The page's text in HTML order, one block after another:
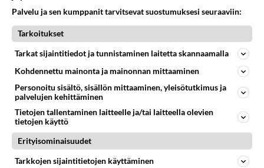
Kirkkonummen Kela kyytien kustannukset huippuluokkaa
Mistähän johtuu, onko. piikki auki https://yle.fi/a/74-
20217700...
05.06.2026 06:44 2
KIRKKONUMMI Ei vastauksia
Lisää junavuoroja Helsinki-Hanko
LUE Lisää junavuoroja työmatkalaisille Helsingistä
Hankoon – pysähtyvät myös Kirkkonummella |
Palvelu ja sen kumppanit tarvitsevat suostumuksesi seuraaviin:
Tarkoitukset
Tarkat sijaintitiedot ja tunnistaminen laitetta skannaamalla
Kohdennettu mainonta ja mainonnan mittaaminen
Personoitu sisältö, sisällön mittaaminen, yleisötutkimus ja
palvelujen kehittäminen
Tietojen tallentaminen laitteelle ja/tai laitteella olevien
tietojen käyttö
Erityisominaisuudet
Tarkkojen sijaintitietojen käyttäminen